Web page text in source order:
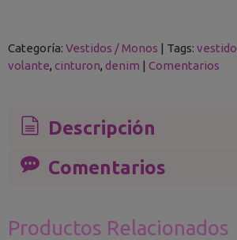
Categoría: Vestidos / Monos | Tags: vestido
volante cinturon denim | Comentarios
Descripción
Comentarios
Productos Relacionados